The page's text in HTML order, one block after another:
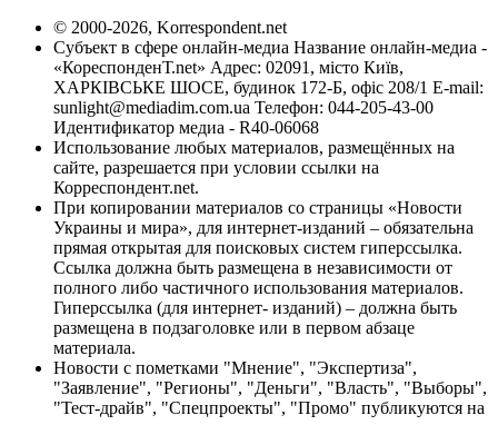
© 2000-2026, Korrespondent.net
Субъект в сфере онлайн-медиа Название онлайн-медиа -
«КореспонденТ.net» Адрес: 02091, місто Київ,
ХАРКІВСЬКЕ ШОСЕ, будинок 172-Б, офіс 208/1 E-mail:
sunlight@mediadim.com.ua Телефон: 044-205-43-00
Идентификатор медиа - R40-06068
Использование любых материалов, размещённых на
сайте, разрешается при условии ссылки на
Корреспондент.net.
При копировании материалов со страницы «Новости
Украины и мира», для интернет-изданий – обязательна
прямая открытая для поисковых систем гиперссылка.
Ссылка должна быть размещена в независимости от
полного либо частичного использования материалов.
Гиперссылка (для интернет- изданий) – должна быть
размещена в подзаголовке или в первом абзаце
материала.
Новости с пометками "Мнение", "Экспертиза",
"Заявление", "Регионы", "Деньги", "Власть", "Выборы",
"Тест-драйв", "Спецпроекты", "Промо" публикуются на